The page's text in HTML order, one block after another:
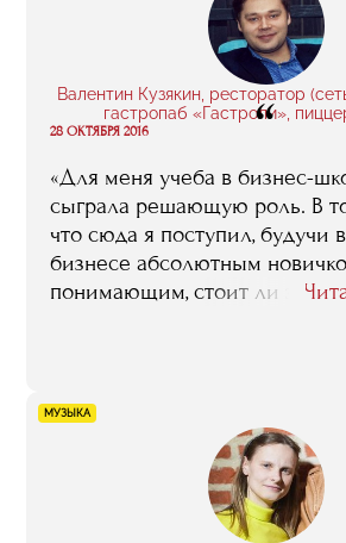
Валентин Кузякин, ресторатор
гастропаб «Гастроли»,
“
28 ОКТЯБРЯ 2016
«Для меня учеба в бизнес-
сыграла решающую роль. В
что сюда я поступил, будучи
бизнесе абсолютным
понимающим, стоит ли этим
и именно это дело и будет
МУЗЫКА